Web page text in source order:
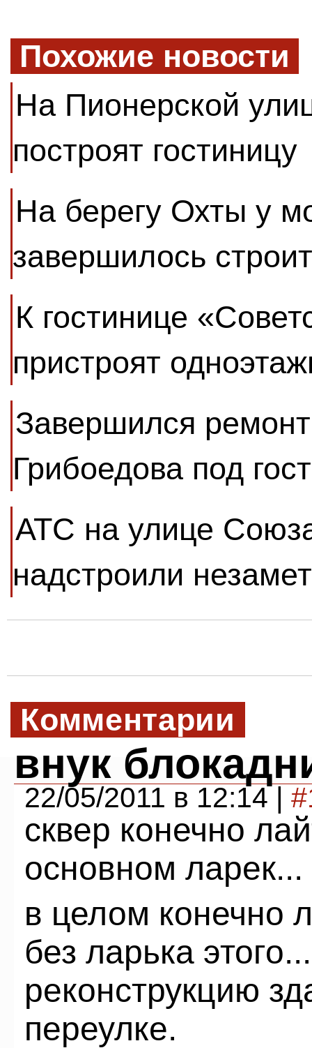
Похожие новости
На Пионерской
построят гостиницу
На берегу Охты у
завершилось
К гостинице
пристроят
Завершился
Грибоедова под
АТС на улице
надстроили
Комментарии
внук
22/05/2011 в 12:14 |
сквер конечно
основном ларек...
в целом конечно
без ларька
реконструкцию
переулке.